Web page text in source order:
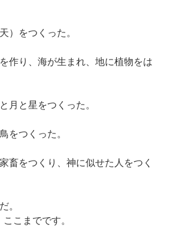
）をつくった。
作り、海が生まれ、地に植物をは
と星をつくった。
をつくった。
をつくり、神に似せた人をつく
。
です。